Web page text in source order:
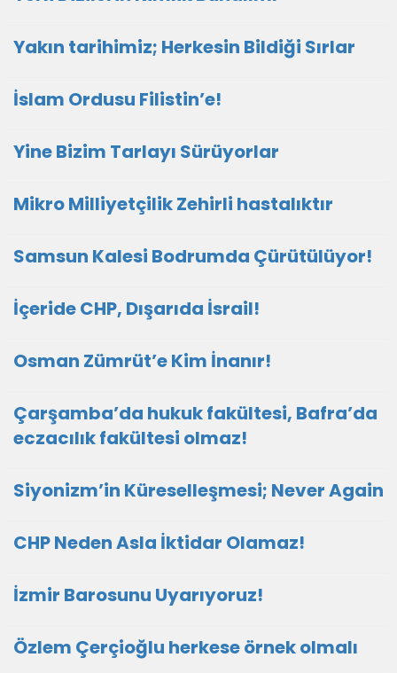
Yakın tarihimiz; Herkesin Bildiği Sırlar
İslam Ordusu Filistin’e!
Yine Bizim Tarlayı Sürüyorlar
Mikro Milliyetçilik Zehirli hastalıktır
Samsun Kalesi Bodrumda Çürütülüyor!
İçeride CHP, Dışarıda İsrail!
Osman Zümrüt’e Kim İnanır!
Çarşamba’da hukuk fakültesi, Bafra’da
eczacılık fakültesi olmaz!
Siyonizm’in Küreselleşmesi; Never Again
CHP Neden Asla İktidar Olamaz!
İzmir Barosunu Uyarıyoruz!
Özlem Çerçioğlu herkese örnek olmalı